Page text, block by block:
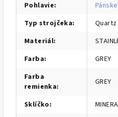
Pohlavie:
Pánske
Typ strojčeka:
Materiál:
Farba:
GREY
Farba
remienka: GREY
Sklíčko: